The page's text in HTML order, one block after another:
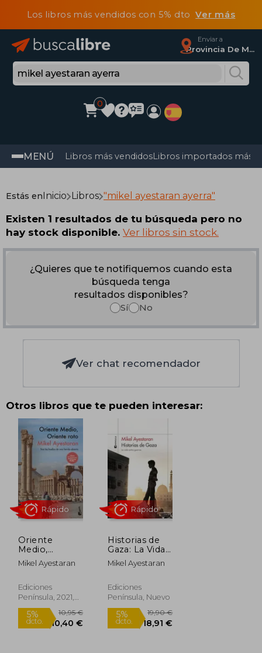
Los libros más vendidos con 5% dtoVer más
Enviar a
Provincia De Madrid
0
MENÚ Libros más vendidosLibros importados más
Estás enInicio Libros "mikel ayestaran ayerra"
Existen 1 resultados de tu búsqueda pero no
hay stock disponible. Ver libros sin stock.
¿Quieres que te notifiquemos cuando esta
búsqueda tenga
resultados disponibles?
Sí
No
Ver chat recomendador
Otros libros que te pueden interesar:
Oriente
Medio,
Oriente Roto
Mikel Ayestaran
Ediciones
Península, 2021,
Tapa Blanda,
Nuevo
Rápido
Historias de
Gaza: La Vida
Entre Guerras
Mikel Ayestaran
Ediciones
Península, Nuevo
Rápido